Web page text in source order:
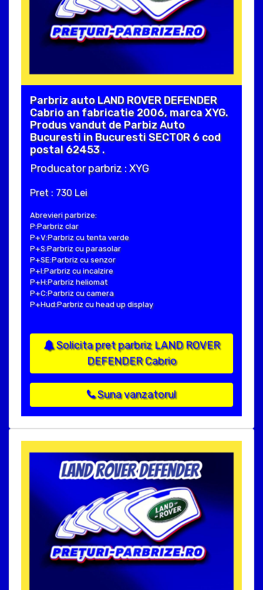
Parbriz auto LAND ROVER DEFENDER
Cabrio an fabricatie 2006, marca XYG.
Produs vandut de Parbiz Auto
Bucuresti in Bucuresti SECTOR 6 cod
postal 62453 .
Producator parbriz : XYG
Pret : 730 Lei
Abrevieri parbrize:
P:Parbriz clar
P+V:Parbriz cu tenta verde
P+S:Parbriz cu parasolar
P+SE:Parbriz cu senzor
P+I:Parbriz cu incalzire
P+H:Parbriz heliomat
P+C:Parbriz cu camera
P+Hud:Parbriz cu head up display
Solicita pret parbriz LAND ROVER
DEFENDER Cabrio
Suna vanzatorul